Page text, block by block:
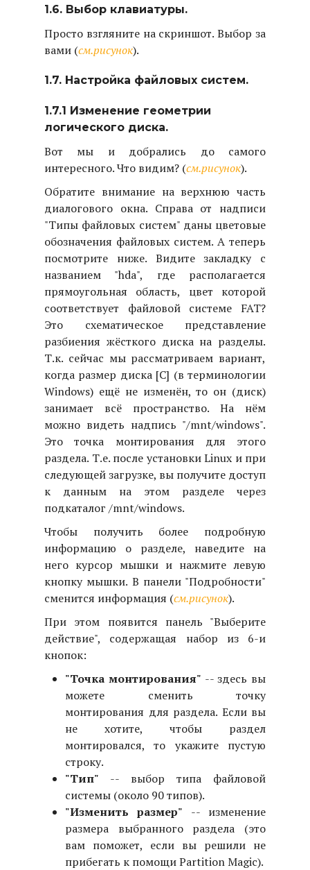
1.6. Выбор клавиатуры.
Просто взгляните на скриншот. Выбор за
вами (см.рисунок).
1.7. Настройка файловых систем.
1.7.1 Изменение геометрии
логического диска.
Вот мы и добрались до самого
интересного. Что видим? (см.рисунок).
Обратите внимание на верхнюю часть
диалогового окна. Справа от надписи
"Типы файловых систем" даны цветовые
обозначения файловых систем. А теперь
посмотрите ниже. Видите закладку с
названием "hda", где располагается
прямоугольная область, цвет которой
соответствует файловой системе FAT?
Это схематическое представление
разбиения жёсткого диска на разделы.
Т.к. сейчас мы рассматриваем вариант,
когда размер диска [C] (в терминологии
Windows) ещё не изменён, то он (диск)
занимает всё пространство. На нём
можно видеть надпись "/mnt/windows".
Это точка монтирования для этого
раздела. Т.е. после установки Linux и при
следующей загрузке, вы получите доступ
к данным на этом разделе через
подкаталог /mnt/windows.
Чтобы получить более подробную
информацию о разделе, наведите на
него курсор мышки и нажмите левую
кнопку мышки. В панели "Подробности"
сменится информация (см.рисунок).
При этом появится панель "Выберите
действие", содержащая набор из 6-и
кнопок:
"Точка монтирования" -- здесь вы
можете сменить точку
монтирования для раздела. Если вы
не хотите, чтобы раздел
монтировался, то укажите пустую
строку.
"Тип" -- выбор типа файловой
системы (около 90 типов).
"Изменить размер" -- изменение
размера выбранного раздела (это
вам поможет, если вы решили не
прибегать к помощи Partition Magic).